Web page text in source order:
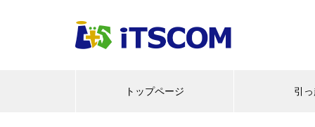
トップページ 引